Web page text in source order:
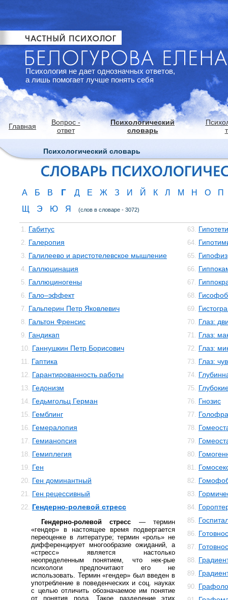
Психология не дает однозначных ответов,
а лишь помогает лучше понять себя
Главная
Вопрос -
ответ
Психологический
словарь
Психологический словарь
А Б В Г Д Е Ж З И Й К Л М Н О
П
Щ
Э Ю Я (слов в словаре - 3072)
1. Габитус
2. Галеропия
3. Галилеево и аристотелевское мышление
4. Галлюцинация
5. Галлюциногены
6. Гало–эффект
7. Гальперин Петр Яковлевич
8. Гальтон Френсис
9. Гандикап
10. Ганнушкин Петр Борисович
11. Гаптика
12. Гарантированность работы
13. Гедонизм
14. Гедьмгольц Герман
15. Гемблинг
16. Гемералопия
17. Гемианопсия
18. Гемиплегия
19. Ген
20. Ген доминантный
21. Ген рецессивный
22. Гендерно-ролевой стресс
Гендерно-ролевой стресс — термин
«гендер» в настоящее время подвергается
переоценке в литературе; термин «роль» не
дифференцирует многообразие ожиданий, а
«стресс» является настолько
неопределенным понятием, что нек-рые
психологи предпочитают его не
использовать. Термин «гендер» был введен в
употребление в поведенческих и соц. науках
с целью отличить обозначаемое им понятие
от понятия пола. Такое разделение этих
63.
64.
65. Гипофиз
66.
67.
68.
69.
70. Глаз:
71. Глаз:
72. Глаз:
73. Глаз:
74.
75.
76. Гнозис
77.
78.
79.
80.
81.
82.
83.
84.
85.
86.
87.
88.
89.
90.